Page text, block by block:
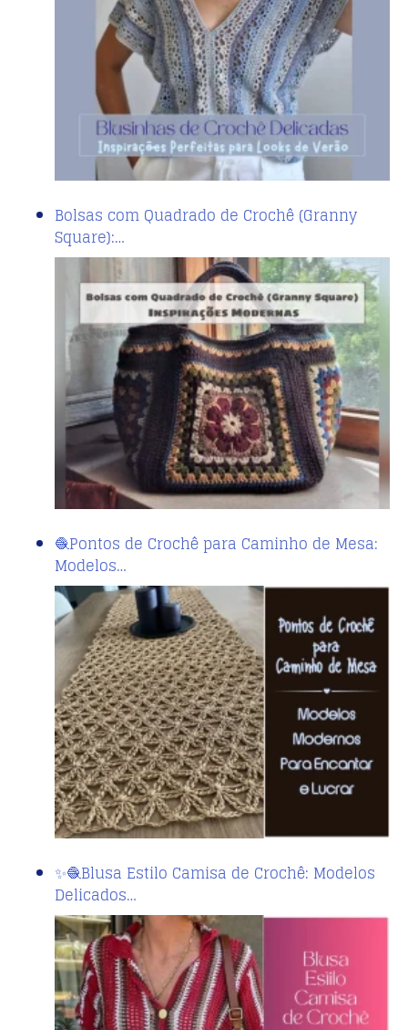
Bolsas com Quadrado de Crochê (Granny
Square):…
🧶Pontos de Crochê para Caminho de Mesa:
Modelos…
✨🧶Blusa Estilo Camisa de Crochê: Modelos
Delicados…